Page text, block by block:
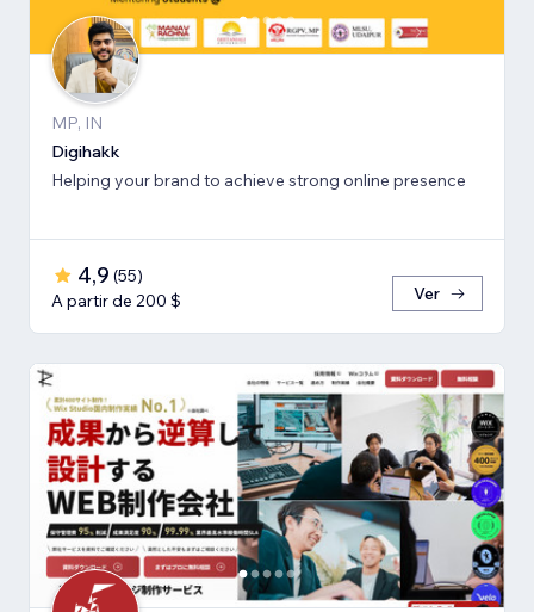
MP, IN
Digihakk
Helping your brand to achieve strong online presence
4,9 (55)
A partir de 200 $
Ver